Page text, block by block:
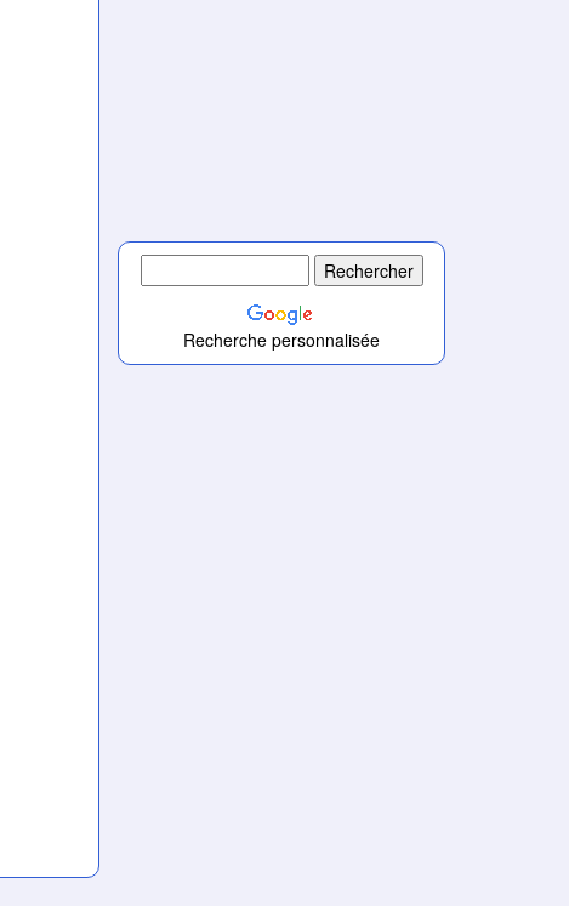
Recherche personnalisée